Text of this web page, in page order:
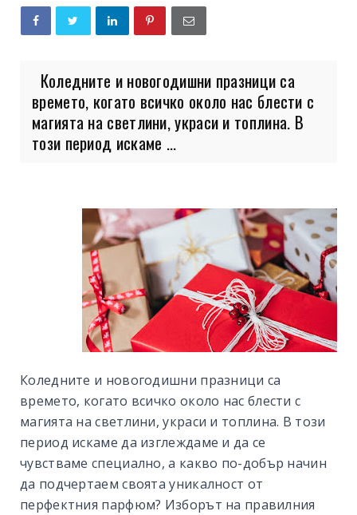
Коледните и новогодишни празници са
времето, когато всичко около нас блести с
магията на светлини, украси и топлина. В
този период искаме ...
Коледните и новогодишни празници са
времето, когато всичко около нас блести с
магията на светлини, украси и топлина. В този
период искаме да изглеждаме и да се
чувстваме специално, а какво по-добър начин
да подчертаем своята уникалност от
перфектния парфюм? Изборът на правилния